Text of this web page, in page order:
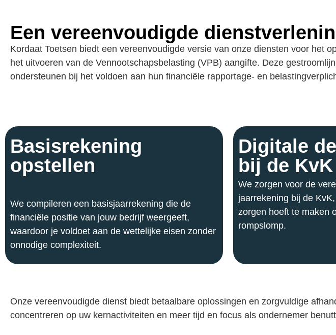
Een vereenvoudigde
Kordaat Toetsen biedt een vereenvoudigde versie van onze diensten voor het
het uitvoeren van de Vennootschapsbelasting (VPB) aangifte. Deze
ondersteunen bij het voldoen aan hun financiële rapportage- en
Basisrekening
opstellen
We compileren een basisjaarrekening die de
financiële positie van jouw bedrijf weergeeft,
waardoor je voldoet aan de wettelijke eisen zonder
onnodige complexiteit.
Digitale
bij de KvK
We zorgen voor de
jaarrekening bij de
zorgen hoeft te maken
rompslomp.
Onze vereenvoudigde dienst biedt betaalbare oplossingen en zorgvuldige
concentreren op uw kernactiviteiten en meer tijd en focus als ondernemer